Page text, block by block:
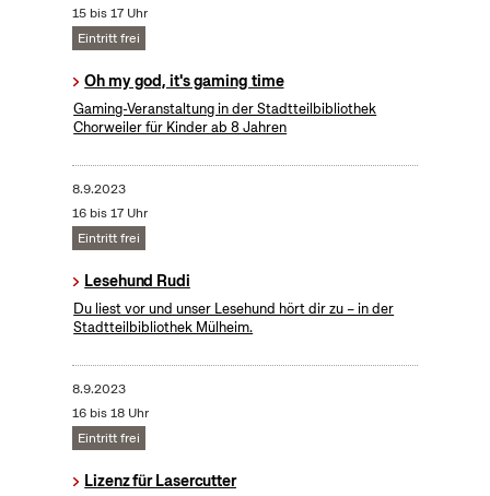
15 bis 17 Uhr
Eintritt frei
Oh my god, it's gaming time
Gaming-Veranstaltung in der Stadtteilbibliothek
Chorweiler für Kinder ab 8 Jahren
8.9.2023
16 bis 17 Uhr
Eintritt frei
Lesehund Rudi
Du liest vor und unser Lesehund hört dir zu – in der
Stadtteilbibliothek Mülheim.
8.9.2023
16 bis 18 Uhr
Eintritt frei
Lizenz für Lasercutter